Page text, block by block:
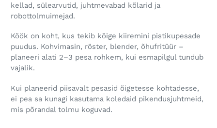
kellad, sülearvutid, juhtmevabad kõlarid ja
robottolmuimejad.
Köök on koht, kus tekib kõige kiiremini pistikupesade
puudus. Kohvimasin, röster, blender, õhufritüür –
planeeri alati 2–3 pesa rohkem, kui esmapilgul tundub
vajalik.
Kui planeerid piisavalt pesasid õigetesse kohtadesse,
ei pea sa kunagi kasutama koledaid pikendusjuhtmeid,
mis põrandal tolmu koguvad.